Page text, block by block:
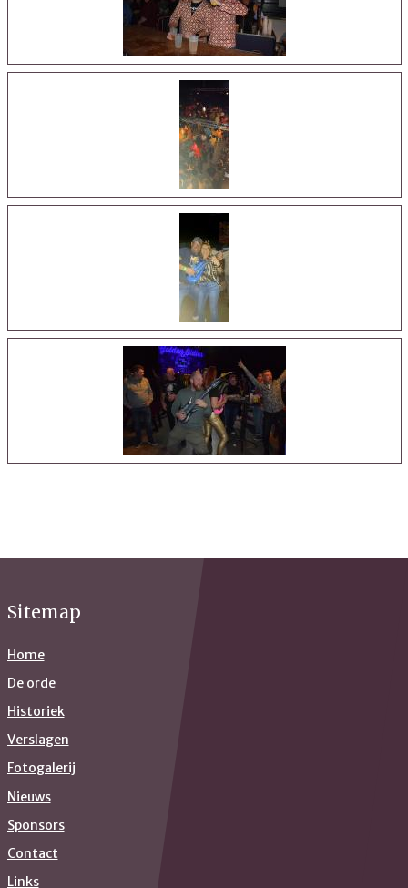
Sitemap
Home
De orde
Historiek
Verslagen
Fotogalerij
Nieuws
Sponsors
Contact
Links